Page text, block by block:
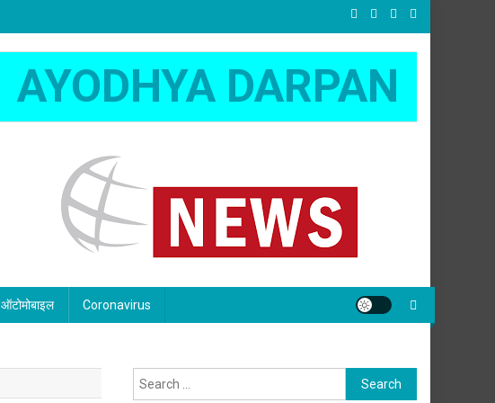
AYODHYA DARPAN
ऑटोमोबाइल Coronavirus
Search